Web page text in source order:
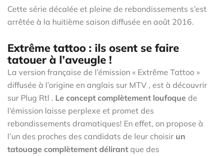
Cette série décalée et pleine de rebondissements s’est
arrêtée à la huitième saison diffusée en août 2016.
Extrême tattoo : ils osent se faire
tatouer à l’aveugle !
La version française de l’émission « Extrême Tattoo »
diffusée à l’origine en anglais sur MTV , est à découvrir
sur Plug Rtl . Le concept complètement loufoque de
l’émission laisse perplexe et promet des
rebondissements dramatiques! En effet, on propose à
l’un des proches des candidats de leur choisir un
tatouage complètement délirant que des